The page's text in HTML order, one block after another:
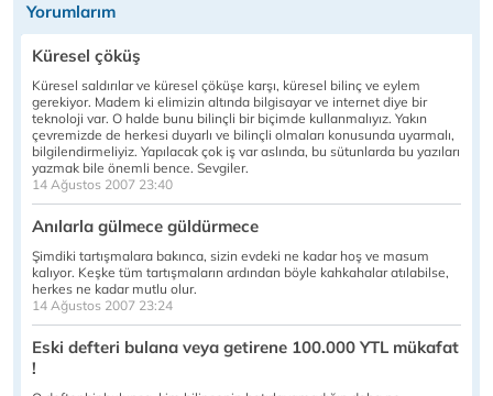
Yorumlarım
Küresel çöküş
Küresel saldırılar ve küresel çöküşe karşı, küresel bilinç ve eylem
gerekiyor. Madem ki elimizin altında bilgisayar ve internet diye bir
teknoloji var. O halde bunu bilinçli bir biçimde kullanmalıyız. Yakın
çevremizde de herkesi duyarlı ve bilinçli olmaları konusunda uyarmalı,
bilgilendirmeliyiz. Yapılacak çok iş var aslında, bu sütunlarda bu yazıları
yazmak bile önemli bence. Sevgiler.
14 Ağustos 2007 23:40
Anılarla gülmece güldürmece
Şimdiki tartışmalara bakınca, sizin evdeki ne kadar hoş ve masum
kalıyor. Keşke tüm tartışmaların ardından böyle kahkahalar atılabilse,
herkes ne kadar mutlu olur.
14 Ağustos 2007 23:24
Eski defteri bulana veya getirene 100.000 YTL mükafat
!